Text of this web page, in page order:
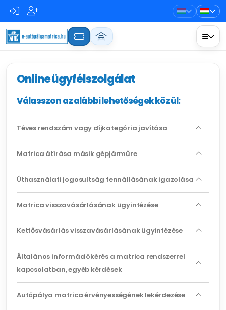
Online ügyfélszolgálat
Válasszon az alábbi lehetőségek közül:
Téves rendszám vagy díjkategória javítása
Matrica átírása másik gépjárműre
Úthasználati jogosultság fennállásának igazolása
Matrica visszavásárlásának ügyintézése
Kettősvásárlás visszavásárlásának ügyintézése
Általános információkérés a matrica rendszerrel
kapcsolatban, egyéb kérdések
Autópálya matrica érvényességének lekérdezése